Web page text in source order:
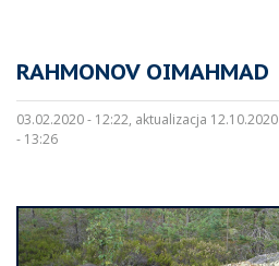
RAHMONOV OIMAHMAD
03.02.2020 - 12:22, aktualizacja 12.10.2020
- 13:26